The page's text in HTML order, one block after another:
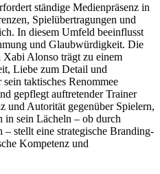
ständige Medienpräsenz in
Spielübertragungen und
In diesem Umfeld beeinflusst
und Glaubwürdigkeit. Die
Xabi Alonso trägt zu einem
Liebe zum Detail und
taktisches Renommee
gepflegt auftretender Trainer
und Autorität gegenüber Spielern,
in sein Lächeln – ob durch
– stellt eine strategische Branding-
Kompetenz und